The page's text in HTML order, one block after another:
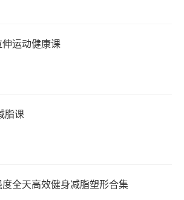
运动健康课
脂课
全天高效健身减脂塑形合集